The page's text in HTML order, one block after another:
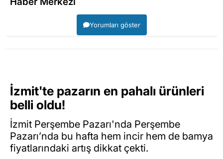
Yorumları göster
İzmit'te pazarın en pahalı ürünleri
belli oldu!
İzmit Perşembe Pazarı'nda Perşembe
Pazarı’nda bu hafta hem incir hem de bamya
fiyatlarındaki artış dikkat çekti.